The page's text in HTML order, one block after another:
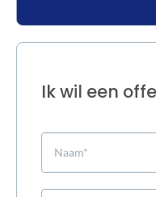
Ik wil een